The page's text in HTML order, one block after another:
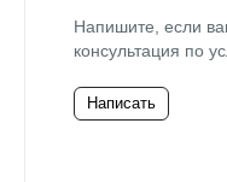
Напишите, если
консультация по
Написать